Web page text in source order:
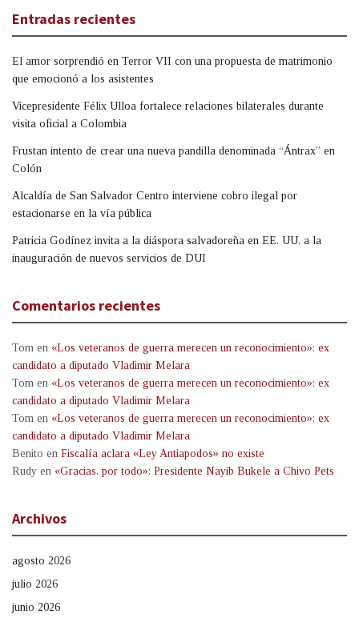
Entradas recientes
El amor sorprendió en Terror VII con una propuesta de matrimonio
que emocionó a los asistentes
Vicepresidente Félix Ulloa fortalece relaciones bilaterales durante
visita oficial a Colombia
Frustan intento de crear una nueva pandilla denominada “Ántrax” en
Colón
Alcaldía de San Salvador Centro interviene cobro ilegal por
estacionarse en la vía pública
Patricia Godínez invita a la diáspora salvadoreña en EE. UU. a la
inauguración de nuevos servicios de DUI
Comentarios recientes
Tom en «Los veteranos de guerra merecen un reconocimiento»: ex
candidato a diputado Vladimir Melara
Tom en «Los veteranos de guerra merecen un reconocimiento»: ex
candidato a diputado Vladimir Melara
Tom en «Los veteranos de guerra merecen un reconocimiento»: ex
candidato a diputado Vladimir Melara
Benito en Fiscalía aclara «Ley Antiapodos» no existe
Rudy en «Gracias, por todo»: Presidente Nayib Bukele a Chivo Pets
Archivos
agosto 2026
julio 2026
junio 2026